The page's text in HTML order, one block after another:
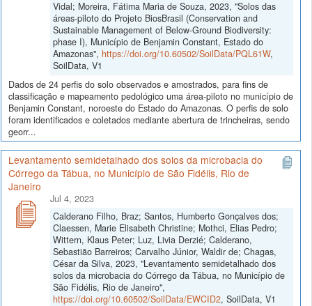
Vidal; Moreira, Fátima Maria de Souza, 2023, "Solos das
áreas-piloto do Projeto BiosBrasil (Conservation and
Sustainable Management of Below-Ground Biodiversity:
phase I), Município de Benjamin Constant, Estado do
Amazonas", https://doi.org/10.60502/SoilData/PQL61W,
SoilData, V1
Dados de 24 perfis do solo observados e amostrados, para fins de
classificação e mapeamento pedológico uma área-piloto no município de
Benjamin Constant, noroeste do Estado do Amazonas. O perfis de solo
foram identificados e coletados mediante abertura de trincheiras, sendo
georr...
Levantamento semidetalhado dos solos da microbacia do
Córrego da Tábua, no Município de São Fidélis, Rio de
Janeiro
Jul 4, 2023
Calderano Filho, Braz; Santos, Humberto Gonçalves dos;
Claessen, Marie Elisabeth Christine; Mothci, Elias Pedro;
Wittern, Klaus Peter; Luz, Livia Derzié; Calderano,
Sebastião Barreiros; Carvalho Júnior, Waldir de; Chagas,
César da Silva, 2023, "Levantamento semidetalhado dos
solos da microbacia do Córrego da Tábua, no Município de
São Fidélis, Rio de Janeiro",
https://doi.org/10.60502/SoilData/EWCID2, SoilData, V1